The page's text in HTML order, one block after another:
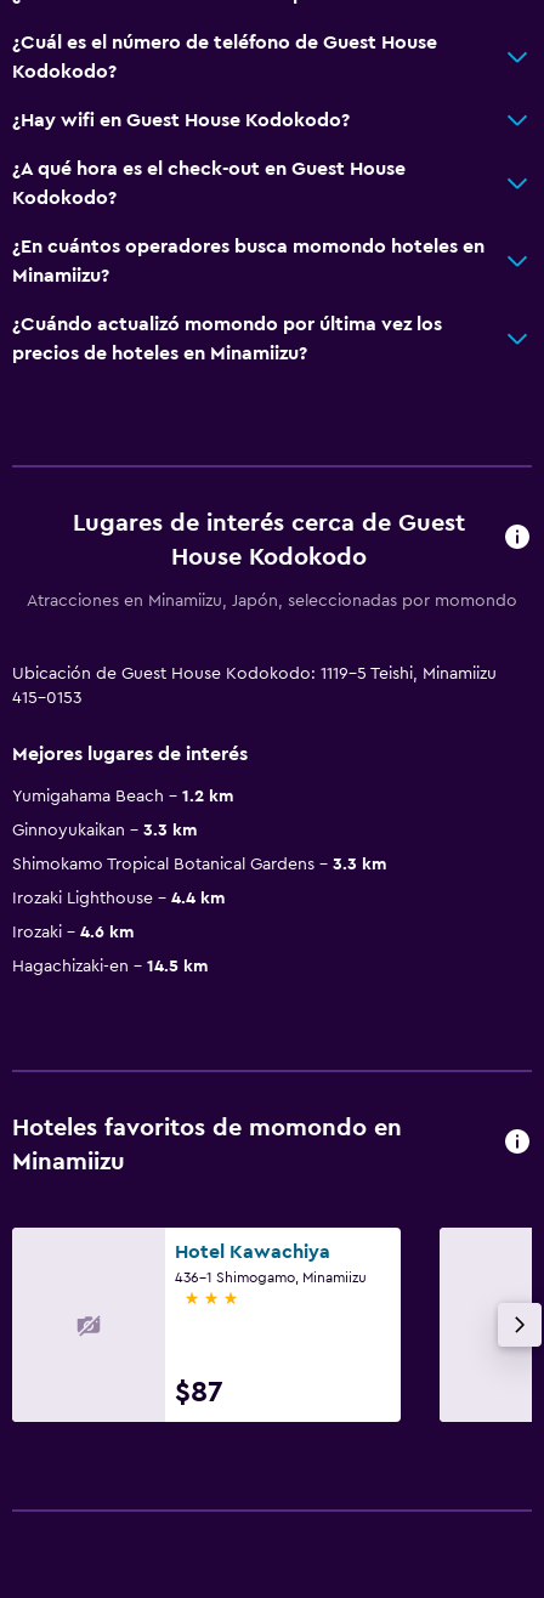
¿Cuál es el número de teléfono de Guest House
Kodokodo?
¿Hay wifi en Guest House Kodokodo?
¿A qué hora es el check-out en Guest House
Kodokodo?
¿En cuántos operadores busca momondo hoteles en
Minamiizu?
¿Cuándo actualizó momondo por última vez los
precios de hoteles en Minamiizu?
Lugares de interés cerca de Guest
House Kodokodo
Atracciones en Minamiizu, Japón, seleccionadas por momondo
Ubicación de Guest House Kodokodo: 1119-5 Teishi, Minamiizu
415-0153
Mejores lugares de interés
Yumigahama Beach
1.2 km
Ginnoyukaikan
3.3 km
Shimokamo Tropical Botanical Gardens
3.3 km
Irozaki Lighthouse
4.4 km
Irozaki
4.6 km
Hagachizaki-en
14.5 km
Hoteles favoritos de momondo en
Minamiizu
Hotel Kawachiya
436-1 Shimogamo, Minamiizu
3 estrellas
$87